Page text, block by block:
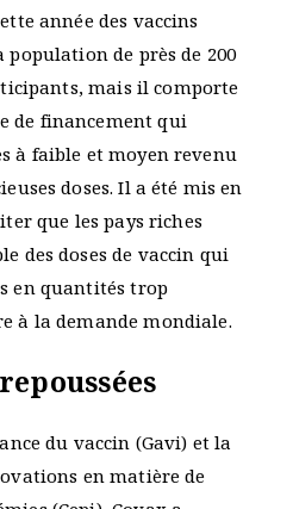
année des vaccins
population de près de 200
mais il comporte
de financement qui
à faible et moyen revenu
doses. Il a été mis en
que les pays riches
des doses de vaccin qui
en quantités trop
à la demande mondiale.
du vaccin (Gavi) et la
en matière de